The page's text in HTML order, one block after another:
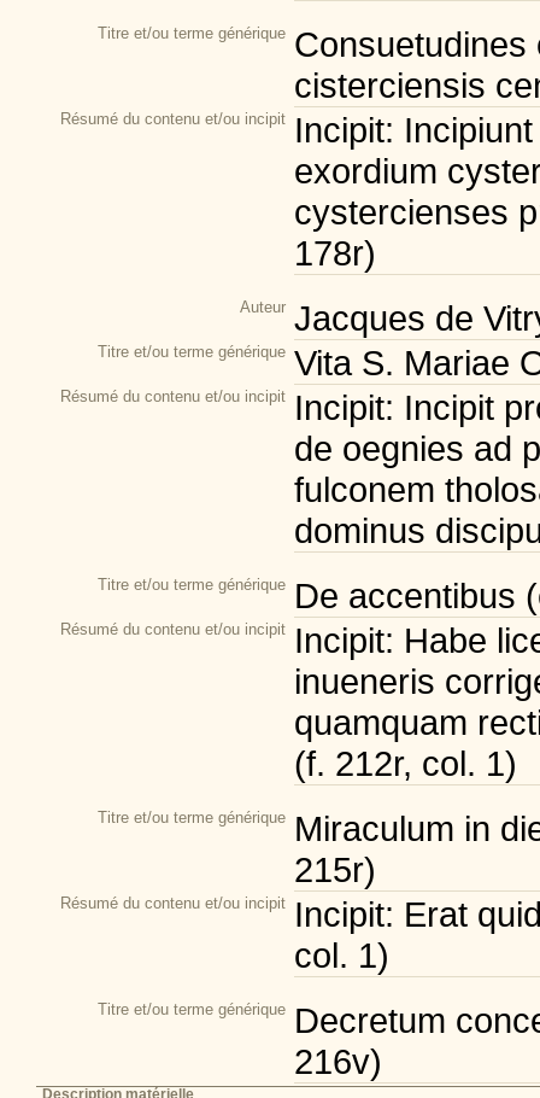
Titre et/ou terme générique
cisterciensis
Résumé du contenu et/ou incipit Incipit:
exordium
cystercienses
178r)
Auteur Jacques de
Titre et/ou terme générique Vita S. Mariae
Résumé du contenu et/ou incipit Incipit: Incipit
de oegnies ad
fulconem
dominus
Titre et/ou terme générique De accentibus
Résumé du contenu et/ou incipit Incipit: Habe
inueneris
quamquam
(f. 212r, col. 1)
Titre et/ou terme générique Miraculum in
215r)
Résumé du contenu et/ou incipit Incipit: Erat
col. 1)
Titre et/ou terme générique Decretum
216v)
Description matérielle